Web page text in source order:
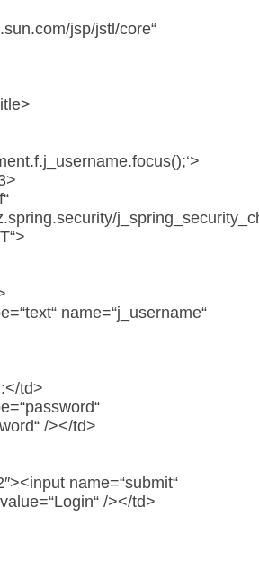
jsp/jstl/core“
name=“j_username“
td>
/></td>
name=“submit“
/></td>